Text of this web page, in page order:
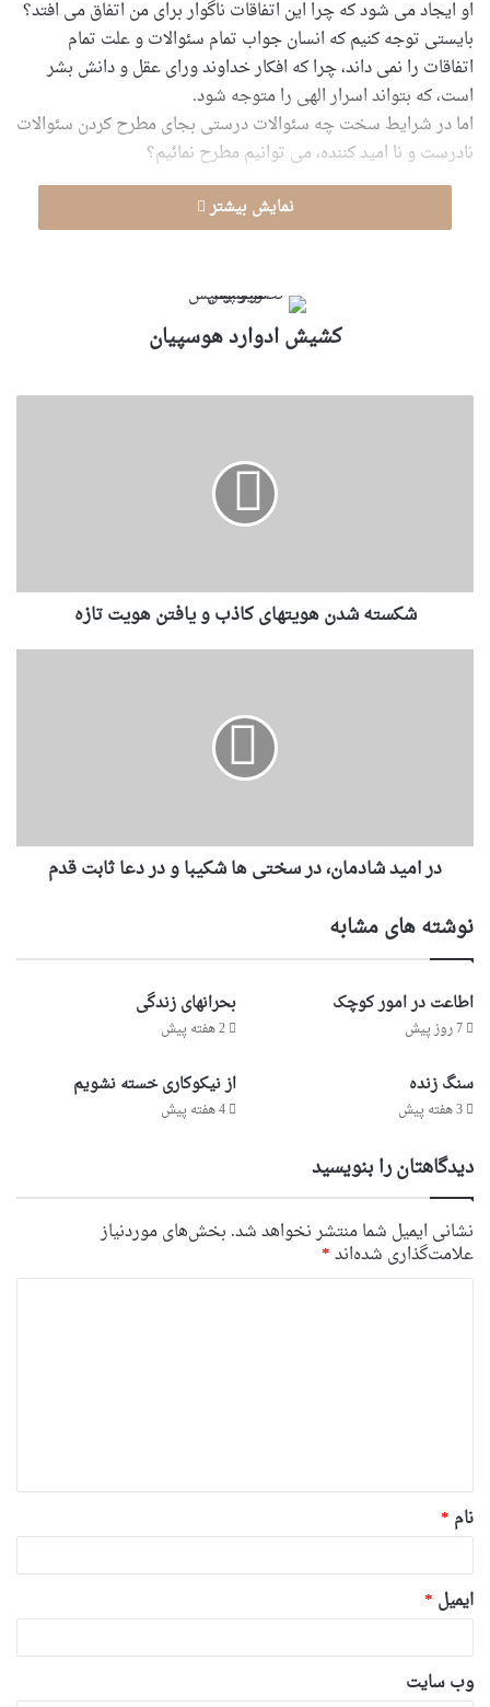
او ایجاد می شود که چرا این اتفاقات ناگوار برای من اتفاق می افتد؟
بایستی توجه کنیم که انسان جواب تمام سئوالات و علت تمام
اتفاقات را نمی داند، چرا که افکار خداوند ورای عقل و دانش بشر
است، که بتواند اسرار الهی را متوجه شود.
اما در شرایط سخت چه سئوالات درستی بجای مطرح کردن سئوالات
نادرست و نا امید کننده، می توانیم مطرح نمائیم؟
نمایش بیشتر
كشيش ادوارد هوسپيان
شکسته شدن هویتهای کاذب و یافتن هویت تازه
در امید شادمان، در سختی ها شکیبا و در دعا ثابت قدم
نوشته های مشابه
اطاعت در امور کوچک
7 روز پیش
بحرانهای زندگی
2 هفته پیش
سنگ زنده
3 هفته پیش
از نیکوکاری خسته نشویم
4 هفته پیش
دیدگاهتان را بنویسید
نشانی ایمیل شما منتشر نخواهد شد. بخش‌های موردنیاز
علامت‌گذاری شده‌اند*
*
نام *
ایمیل *
وب‌ سایت